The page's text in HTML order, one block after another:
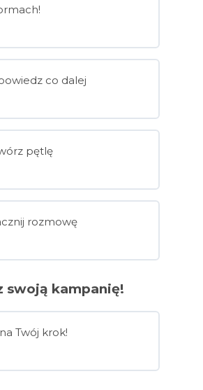
co dalej
pętlę
rozmowę
swoją kampanię!
Twój krok!